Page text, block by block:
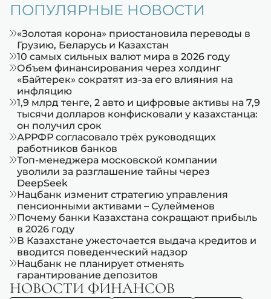
ПОПУЛЯРНЫЕ НОВОСТИ
«Золотая корона» приостановила переводы в
Грузию, Беларусь и Казахстан
10 самых сильных валют мира в 2026 году
Объем финансирования через холдинг
«Байтерек» сократят из-за его влияния на
инфляцию
1,9 млрд тенге, 2 авто и цифровые активы на 7,9
тысячи долларов конфисковали у казахстанца:
он получил срок
АРРФР согласовало трёх руководящих
работников банков
Топ-менеджера московской компании
уволили за разглашение тайны через
DeepSeek
Нацбанк изменит стратегию управления
пенсионными активами – Сулейменов
Почему банки Казахстана сокращают прибыль
в 2026 году
В Казахстане ужесточается выдача кредитов и
вводится поведенческий надзор
Нацбанк не планирует отменять
гарантирование депозитов
НОВОСТИ ФИНАНСОВ